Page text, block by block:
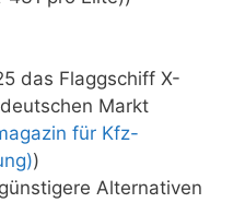
das Flaggschiff X-
Markt
für Kfz-
)
Alternativen